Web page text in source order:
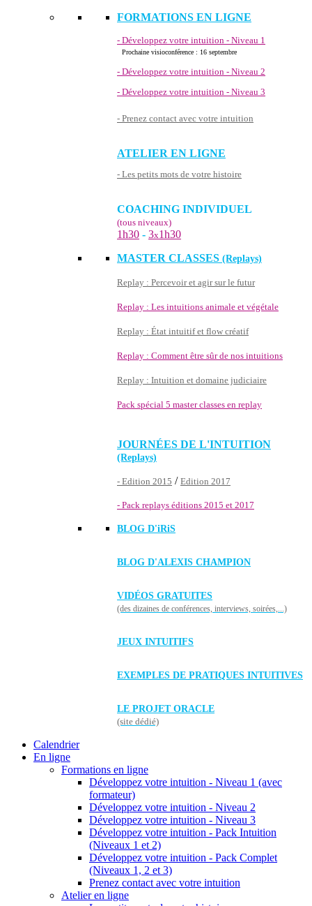
FORMATIONS EN LIGNE
- Développez votre intuition - Niveau 1
Prochaine visioconférence : 16 septembre
- Développez votre intuition - Niveau 2
- Développez votre intuition - Niveau 3
- Prenez contact avec votre intuition
ATELIER EN LIGNE
- Les petits mots de votre histoire
COACHING INDIVIDUEL
(tous niveaux)
1h30 - 3x1h30
MASTER CLASSES (Replays)
Replay : Percevoir et agir sur le futur
Replay : Les intuitions animale et végétale
Replay : État intuitif et flow créatif
Replay : Comment être sûr de nos intuitions
Replay : Intuition et domaine judiciaire
Pack spécial 5 master classes en replay
JOURNÉES DE L'INTUITION
(Replays)
- Edition 2015 / Edition 2017
- Pack replays éditions 2015 et 2017
BLOG D'iRiS
BLOG D'ALEXIS CHAMPION
VIDÉOS GRATUITES
(des dizaines de conférences, interviews, soirées,...)
JEUX INTUITIFS
EXEMPLES DE PRATIQUES INTUITIVES
LE PROJET ORACLE
(site dédié)
Calendrier
En ligne
Formations en ligne
Développez votre intuition - Niveau 1 (avec
formateur)
Développez votre intuition - Niveau 2
Développez votre intuition - Niveau 3
Développez votre intuition - Pack Intuition
(Niveaux 1 et 2)
Développez votre intuition - Pack Complet
(Niveaux 1, 2 et 3)
Prenez contact avec votre intuition
Atelier en ligne